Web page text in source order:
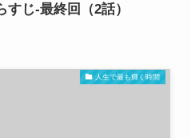
じ-最終回（2話）
人生で最も輝く時間